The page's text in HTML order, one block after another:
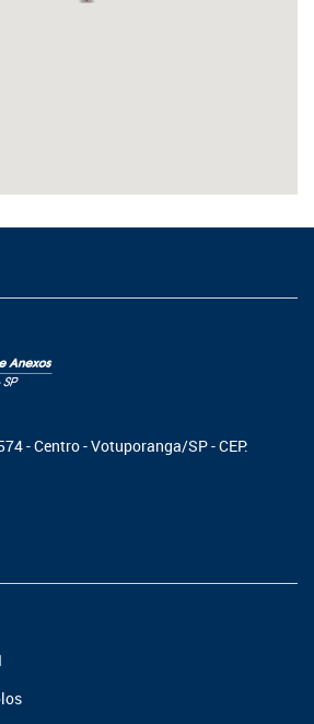
- Centro - Votuporanga/SP - CEP: